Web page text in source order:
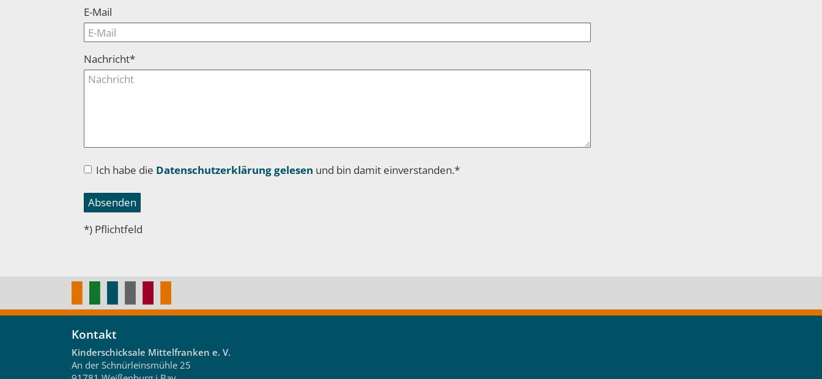
E-Mail
Nachricht*
Ich habe die Datenschutzerklärung gelesen und bin damit einverstanden.*
Absenden
*) Pflichtfeld
Kontakt
Kinderschicksale Mittelfranken e. V.
An der Schnürleinsmühle 25